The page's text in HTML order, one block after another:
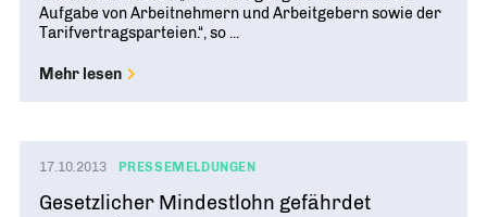
Aufgabe von Arbeitnehmern und Arbeitgebern sowie der
Tarifvertragsparteien.“, so ...
Mehr lesen
17.10.2013 PRESSEMELDUNGEN
Gesetzlicher Mindestlohn gefährdet